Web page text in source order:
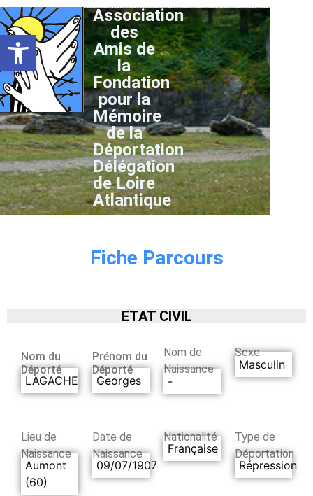
Ouvrir la barre d’outils
Association
des
Amis de
la
Fondation
pour la
Mémoire
de la
Déportation
Délégation
de Loire
Atlantique
Fiche Parcours
ETAT CIVIL
Nom du
Déporté
LAGACHE
Prénom du
Déporté
Georges
Nom de
Naissance
-
Sexe
Masculin
Lieu de
Naissance
Aumont
(60)
Date de
Naissance
09/07/1907
Nationalité
Française
Type de
Déportation
Répression